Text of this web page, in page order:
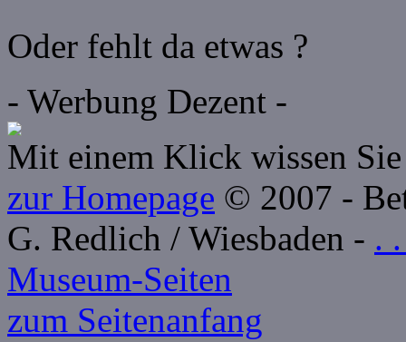
Oder fehlt da etwas ?
- Werbung Dezent -
Mit einem Klick wissen
zur Homepage © 2007 -
G. Redlich / Wiesbaden - .
Museum-Seiten
zum Seitenanfang